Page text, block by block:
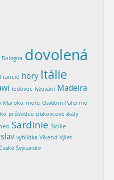
Bologna dovolená
Francie hory Itálie
ledovec lyžování Madeira
Maroko moře Osvětim Palermo
průvodce pískovcové skály
Sardinie Sicílie
vyhlídka Víkend Výlet
Švýcarsko